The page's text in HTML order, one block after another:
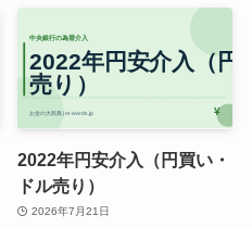
2022年円安介入（円買い・
ドル売り）
2026年7月21日